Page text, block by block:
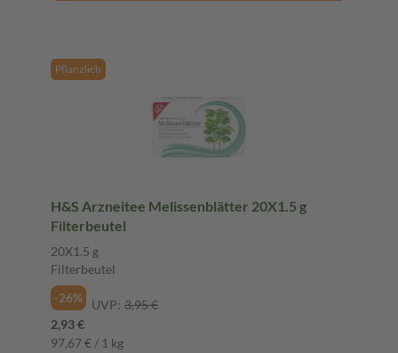
Pflanzlich
H&S Arzneitee Melissenblätter 20X1.5 g
Filterbeutel
20X1.5 g
Filterbeutel
-26%
UVP: 3,95 €
2,93 €
97,67 € / 1 kg